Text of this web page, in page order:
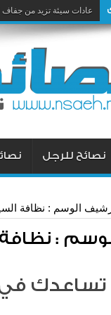
عادات سيئة تزيد من جفاف
نصائح للرجل
الوسم : نظافة
: نظافة
تساعدك